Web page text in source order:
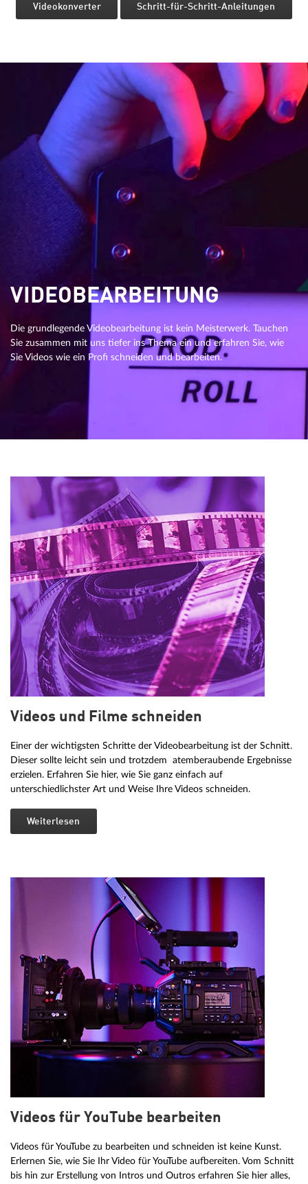
Videokonverter Schritt-für-Schritt-Anleitungen
VIDEOBEARBEITUNG
Die grundlegende Videobearbeitung ist kein Meisterwerk. Tauchen
Sie zusammen mit uns tiefer ins Thema ein und erfahren Sie, wie
Sie Videos wie ein Profi schneiden und bearbeiten.
Videos und Filme schneiden
Einer der wichtigsten Schritte der Videobearbeitung ist der Schnitt.
Dieser sollte leicht sein und trotzdem atemberaubende Ergebnisse
erzielen. Erfahren Sie hier, wie Sie ganz einfach auf
unterschiedlichster Art und Weise Ihre Videos schneiden.
Weiterlesen
Videos für YouTube bearbeiten
Videos für YouTube zu bearbeiten und schneiden ist keine Kunst.
Erlernen Sie, wie Sie Ihr Video für YouTube aufbereiten. Vom Schnitt
bis hin zur Erstellung von Intros und Outros erfahren Sie hier alles,